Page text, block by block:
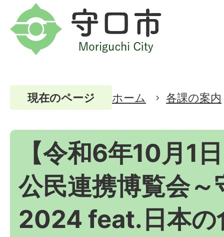
現在のページ ホーム 各課の案内
【令和6年10月1
公民連携博覧会～
2024 feat.日本の